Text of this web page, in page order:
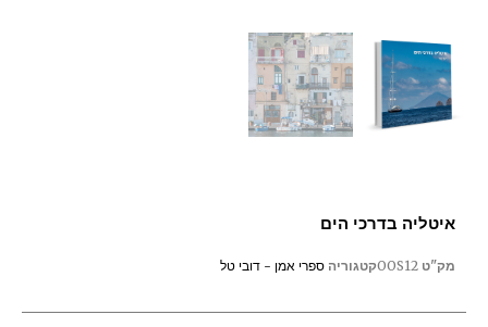
איטליה בדרכי הים
מק"ט OOS12קטגוריה ספרי אמן - דובי טל